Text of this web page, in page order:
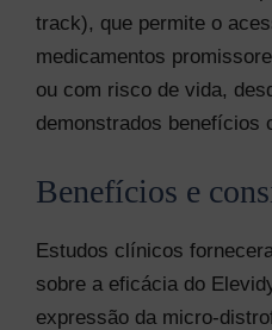
track), que permite o
medicamentos
ou com risco de vida,
demonstrados benefícios
Benefícios e
Estudos clínicos
sobre a eficácia do
expressão da micro-